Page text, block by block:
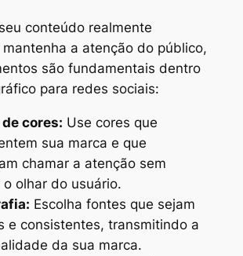
conteúdo realmente
a atenção do público,
são fundamentais dentro
para redes sociais:
cores: Use cores que
sua marca e que
chamar a atenção sem
o olhar do usuário.
Escolha fontes que sejam
e consistentes, transmitindo a
da sua marca.